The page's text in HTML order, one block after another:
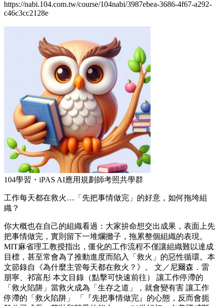
https://nabi.104.com.tw/course/104nabi/3987ebea-3686-4f67-a292-
c46c3cc2128e
104學習・iPAS AI應用規劃師考照共學群
工作每天都在救火…「先把事情做完」的好意，如何拖垮組
織？
你大概也在自己的組織看過：大家拚命想交出成果，表面上先
把事情做完，實則留下一堆爛攤子，拖累整個組織的表現。
MIT麻省理工教授指出，僵化的工作流程不僅讓組織難以達成
目標，甚至常會為了推動進度而陷入「救火」的惡性循環。本
文節錄自《為什麼主管每天都在救火？》。 文／尼爾森．雷
朋寧、祁富彤 本文目錄（點擊可快速前往） 讓工作停滯的
「救火陷阱」當救火成為「生存之道」，就會變有害 讓工作
停滯的「救火陷阱」 「『先把事情做完』的心態，反而會扼